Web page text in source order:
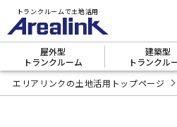
トランクルームで土地活用
屋外型
トランクルーム
建築型
トランクル
エリアリンクの土地活用
屋外型トランクルーム
エリアリンクの土地活用トップページ